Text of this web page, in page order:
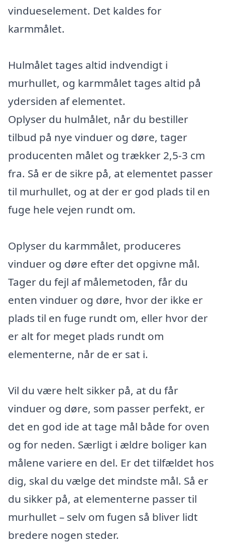
vindueselement. Det kaldes for
karmmålet.
Hulmålet tages altid indvendigt i
murhullet, og karmmålet tages altid på
ydersiden af elementet.
Oplyser du hulmålet, når du bestiller
tilbud på nye vinduer og døre, tager
producenten målet og trækker 2,5-3 cm
fra. Så er de sikre på, at elementet passer
til murhullet, og at der er god plads til en
fuge hele vejen rundt om.
Oplyser du karmmålet, produceres
vinduer og døre efter det opgivne mål.
Tager du fejl af målemetoden, får du
enten vinduer og døre, hvor der ikke er
plads til en fuge rundt om, eller hvor der
er alt for meget plads rundt om
elementerne, når de er sat i.
Vil du være helt sikker på, at du får
vinduer og døre, som passer perfekt, er
det en god ide at tage mål både for oven
og for neden. Særligt i ældre boliger kan
målene variere en del. Er det tilfældet hos
dig, skal du vælge det mindste mål. Så er
du sikker på, at elementerne passer til
murhullet – selv om fugen så bliver lidt
bredere nogen steder.